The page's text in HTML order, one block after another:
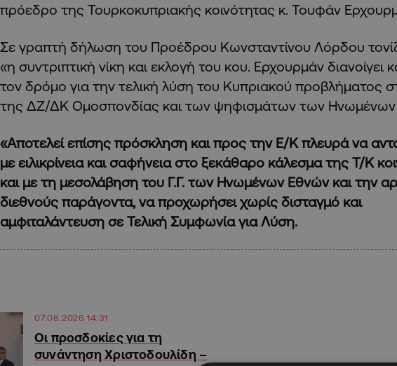
πρόεδρο της Τουρκοκυπριακής κοινότητας κ. Τουφάν
Σε γραπτή δήλωση του Προέδρου Κωνσταντίνου Λόρδου
«η συντριπτική νίκη και εκλογή του κου. Ερχουρμάν διανοίγει
τον δρόμο για την τελική λύση του Κυπριακού προβλήματος
της ΔΖ/ΔΚ Ομοσπονδίας και των ψηφισμάτων των
«Αποτελεί επίσης πρόσκληση και προς την Ε/Κ πλευρά να
με ειλικρίνεια και σαφήνεια στο ξεκάθαρο κάλεσμα της Τ/Κ
και με τη μεσολάβηση του Γ.Γ. των Ηνωμένων Εθνών και την
διεθνούς παράγοντα, να προχωρήσει χωρίς δισταγμό και
αμφιταλάντευση σε Τελική Συμφωνία για Λύση.
07.08.2026 14:31
Οι προσδοκίες για τη
συνάντηση Χριστοδουλίδη –